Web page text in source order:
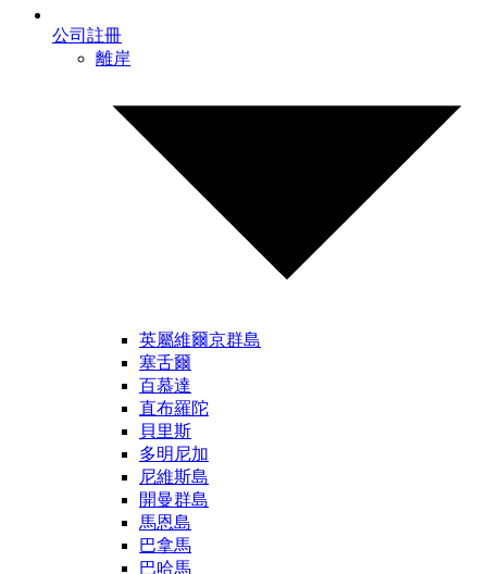
公司註冊
離岸
英屬維爾京群島
塞舌爾
百慕達
直布羅陀
貝里斯
多明尼加
尼維斯島
開曼群島
馬恩島
巴拿馬
巴哈馬